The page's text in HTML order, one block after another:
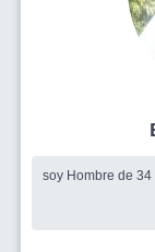
soy Hombre de